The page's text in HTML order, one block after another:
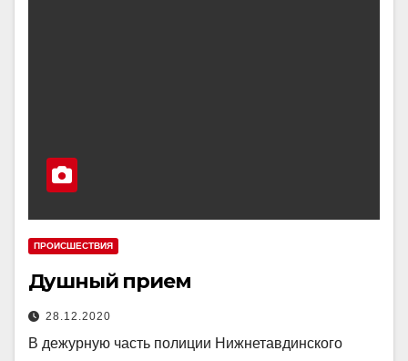
ПРОИСШЕСТВИЯ
Душный прием
28.12.2020
В дежурную часть полиции Нижнетавдинского